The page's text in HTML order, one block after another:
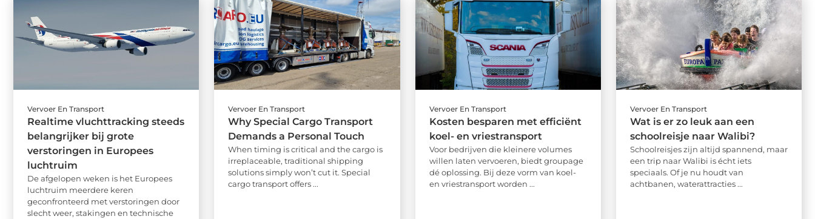
Vervoer En Transport
Realtime vluchttracking steeds
belangrijker bij grote
verstoringen in Europees
luchtruim
De afgelopen weken is het Europees
luchtruim meerdere keren
geconfronteerd met verstoringen door
slecht weer, stakingen en technische
Vervoer En Transport
Why Special Cargo Transport
Demands a Personal Touch
When timing is critical and the cargo is
irreplaceable, traditional shipping
solutions simply won’t cut it. Special
cargo transport offers ...
Vervoer En Transport
Kosten besparen met efficiënt
koel- en vriestransport
Voor bedrijven die kleinere volumes
willen laten vervoeren, biedt groupage
dé oplossing. Bij deze vorm van koel-
en vriestransport worden ...
Vervoer En Transport
Wat is er zo leuk aan een
schoolreisje naar Walibi?
Schoolreisjes zijn altijd spannend, maar
een trip naar Walibi is écht iets
speciaals. Of je nu houdt van
achtbanen, waterattracties ...